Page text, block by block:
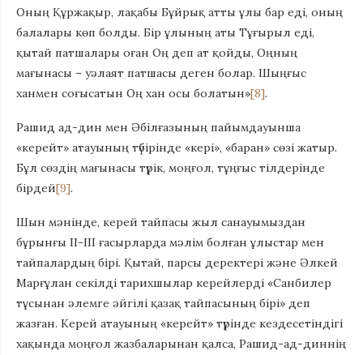
Оның Құржақыр, лақабы Бұйрық атты ұлы бар еді, оның
балалары көп болды. Бір ұлының аты Тұғырыл еді,
қытай патшалары оған Оң деп ат қойды, Оңның
мағынасы – уәлаят патшасы деген болар. Шыңғыс
ханмен соғысатын Оң хан осы болатын»[8].
Рашид ад-дин мен Әбілғазының пайымдауынша
«керейт» атауының түбірінде «кері», «баран» сөзі жатыр.
Бұл сөздің мағынасы түрік, моңғол, тұңғыс тілдерінде
бірдей[9].
Шын мәнінде, керей тайпасы жыл санауымыздан
бұрынғы II-III ғасырларда мәлім болған ұлыстар мен
тайпалардың бірі. Қытай, парсы деректері және Әлкей
Марғұлан секілді тарихшылар керейлерді «Санбилер
тұсынан әлемге әйгілі қазақ тайпасының бірі» деп
жазған. Керей атауының «керейт» түрінде кездесетіндігі
хақында моңғол жазбаларынан қалса, Рашид-ад-диннің